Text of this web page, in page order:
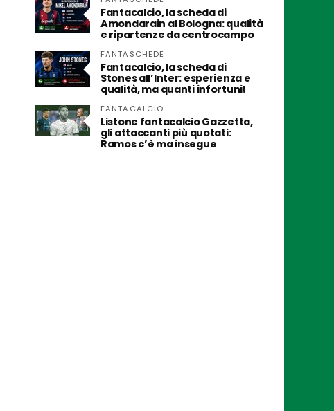
Fantacalcio, la scheda di
Amondarain al Bologna: qualità
e ripartenze da centrocampo
FANTASCHEDE
Fantacalcio, la scheda di
Stones all’Inter: esperienza e
qualità, ma quanti infortuni!
FANTACALCIO
Listone fantacalcio Gazzetta,
gli attaccanti più quotati:
Ramos c’è ma insegue